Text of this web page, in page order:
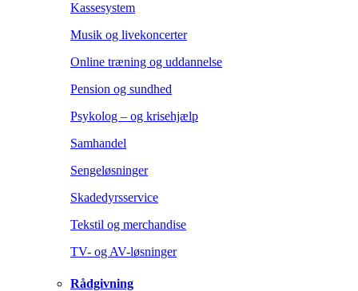
Kassesystem
Musik og livekoncerter
Online træning og uddannelse
Pension og sundhed
Psykolog – og krisehjælp
Samhandel
Sengeløsninger
Skadedyrsservice
Tekstil og merchandise
TV- og AV-løsninger
Rådgivning